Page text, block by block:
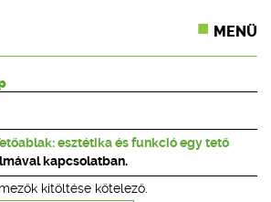
MENÜ
TERMÉKKIÍRÁS
JOG
esztétika és funkció egy tető
kapcsolatban.
kitöltése kötelező.